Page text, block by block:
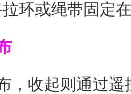
环或绳带固定
，收起则通过